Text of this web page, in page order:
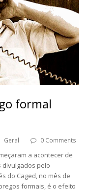
formal
Geral 0 Comments
a acontecer de
pelo
do Caged, no mês de
formais, é o efeito